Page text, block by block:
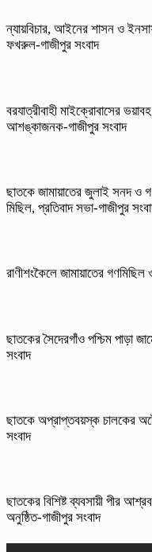
ন্যায়বিচার, আইনের শাসন ও
ফখরুল-গাজীপুর সংবাদ
বরযাত্রীবাহী মাইক্রোবাসের
আশঙ্কাজনক-গাজীপুর সংবাদ
ছাতকে জামায়াতের জুলাই সনদ ও
মিছিল, প্রতিবাদ সভা-গাজীপুর
রাণীশংকৈলে জামায়াতের
ছাতকের সৈদেরগাঁও পশ্চিম পাড়া
সংবাদ
ছাতকে অপ্রাপ্তবয়স্ক চালকের
সংবাদ
ছাতকের বিশিষ্ট ব্যবসায়ী পীর
অনুষ্ঠিত-গাজীপুর সংবাদ